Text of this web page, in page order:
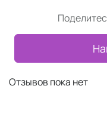
Отзывов пока нет